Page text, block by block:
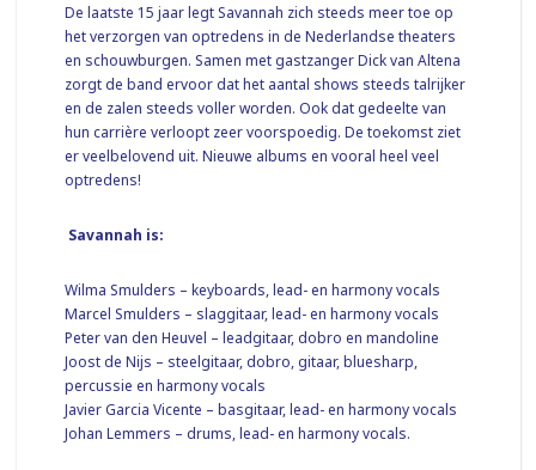
De laatste 15 jaar legt Savannah zich steeds meer toe op
het verzorgen van optredens in de Nederlandse theaters
en schouwburgen. Samen met gastzanger Dick van Altena
zorgt de band ervoor dat het aantal shows steeds talrijker
en de zalen steeds voller worden. Ook dat gedeelte van
hun carrière verloopt zeer voorspoedig. De toekomst ziet
er veelbelovend uit. Nieuwe albums en vooral heel veel
optredens!
Savannah is:
Wilma Smulders – keyboards, lead- en harmony vocals
Marcel Smulders – slaggitaar, lead- en harmony vocals
Peter van den Heuvel – leadgitaar, dobro en mandoline
Joost de Nijs – steelgitaar, dobro, gitaar, bluesharp,
percussie en harmony vocals
Javier Garcia Vicente – basgitaar, lead- en harmony vocals
Johan Lemmers – drums, lead- en harmony vocals.